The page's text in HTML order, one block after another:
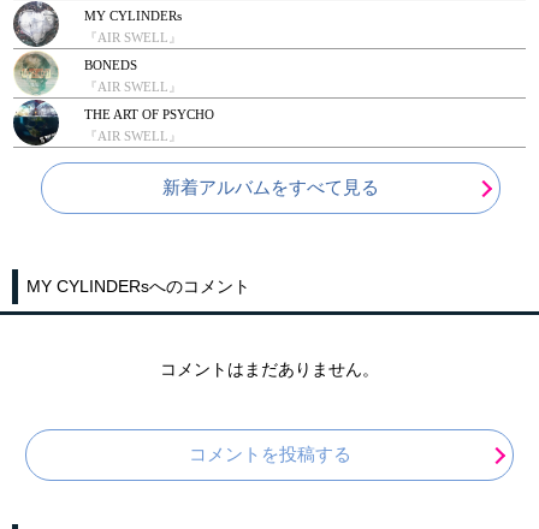
MY CYLINDERs
『AIR SWELL』
BONEDS
『AIR SWELL』
THE ART OF PSYCHO
『AIR SWELL』
新着アルバムをすべて見る
MY CYLINDERsへのコメント
コメントはまだありません。
コメントを投稿する